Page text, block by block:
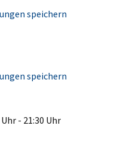
speichern
speichern
- 21:30 Uhr